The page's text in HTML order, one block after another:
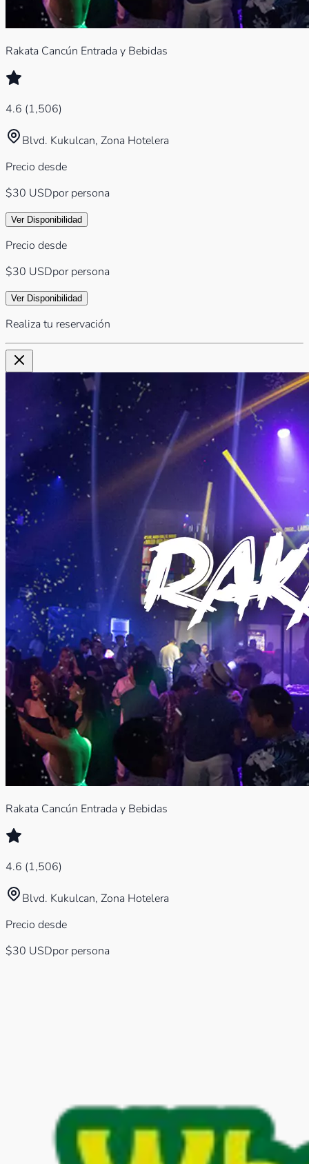
Rakata Cancún Entrada y Bebidas
4.6 (1,506)
Blvd. Kukulcan, Zona Hotelera
Precio desde
$30 USDpor persona
Ver Disponibilidad
Precio desde
$30 USDpor persona
Ver Disponibilidad
Realiza tu reservación
Rakata Cancún Entrada y Bebidas
4.6 (1,506)
Blvd. Kukulcan, Zona Hotelera
Precio desde
$30 USDpor persona